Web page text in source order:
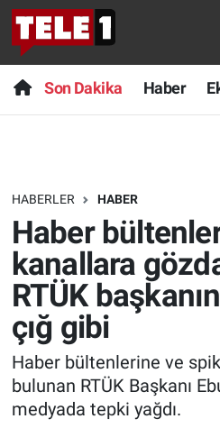
Son Dakika Haber
HABERLER HABER
Haber
kanallara
RTÜK
çığ gibi
Haber bültenlerine ve
bulunan RTÜK Başkanı
medyada tepki yağdı.
Anında Manşet
Başka Sohbetler
Bilim turu
Bilim ve Teknoloji Evreni
Doğa Konuşuyor
Dünya
Ege Saati
Son Dakika
Haber
Dünya
Teknoloji
Sağlık
Spor
Yayın Akışı
Nöbetçi Eczaneler
Hava Durumu
Trafik Durumu
Süper Lig Puan Durumu
Tüm Manşetler
Son Dakika Haberleri
Haber Arşivi